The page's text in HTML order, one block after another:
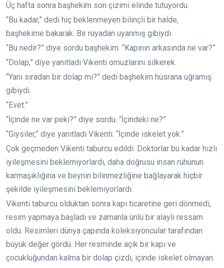
Üç hafta sonra başhekim son çizimi elinde tutuyordu.
“Bu kadar,” dedi hiç beklenmeyen bilinçli bir halde,
başhekime bakarak. Bir rüyadan uyanmış gibiydi.
“Bu nedir?” diye sordu başhekim. “Kapının arkasında ne var?”
“Dolap,” diye yanıtladı Vikenti omuzlarını silkerek.
“Yani sıradan bir dolap mı?” dedi başhekim hüsrana uğramış
gibiydi.
“Evet.”
“İçinde ne var peki?” diye sordu. “İçindeki ne?”
“Giysiler,” diye yanıtladı Vikenti. “İçinde iskelet yok.”
Çok geçmeden Vikenti taburcu edildi. Doktorlar bu kadar hızlı
iyileşmesini beklemiyorlardı, daha doğrusu insan ruhunun
karmaşıklığına ve beynin bilinmezliğine bağlayarak hiçbir
şekilde iyileşmesini beklemiyorlardı.
Vikenti taburcu olduktan sonra kapı ticaretine geri dönmedi,
resim yapmaya başladı ve zamanla ünlü bir alaylı ressam
oldu. Resimleri dünya çapında koleksiyoncular tarafından
büyük değer gördü. Her resminde açık bir kapı ve
çocukluğundan kalma bir dolap çizdi, içinde iskelet olmayan.